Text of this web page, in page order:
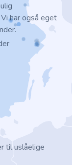
har også eget
til uslåelige